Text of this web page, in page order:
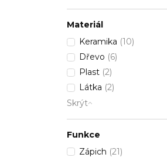
Materiál
Keramika (10)
Dřevo (6)
Plast (2)
Látka (2)
Skrýt
Funkce
Zápich (21)